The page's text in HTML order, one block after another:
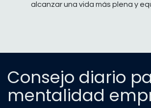
alcanzar una vida más plena y
Consejo diario
mentalidad